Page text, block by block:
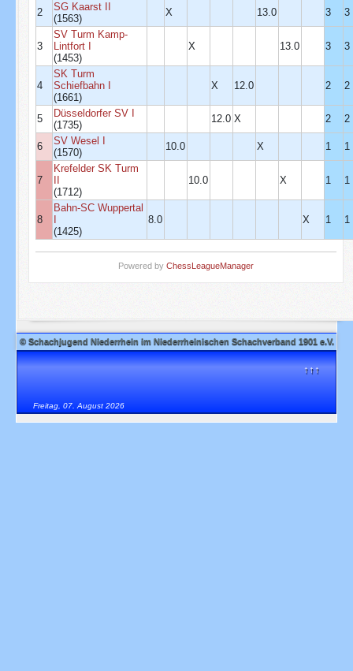
© Schachjugend Niederrhein im Niederrheinischen Schachverband 1901 e.V.
↑↑↑
Freitag, 07. August 2026
2
SG Kaarst II
(1563)
X 13.0 3 3
3
SV Turm Kamp-
Lintfort I
(1453)
X 13.0 3 3
4
SK Turm
Schiefbahn I
(1661)
X 12.0 2 2
5
Düsseldorfer SV I
(1735)
12.0 X 2 2
6
SV Wesel I
(1570)
10.0 X 1 1
7
Krefelder SK Turm
(1712)
10.0 X 1 1
8
Bahn-SC Wuppertal
(1425)
8.0 X 1 1
Powered by ChessLeagueManager